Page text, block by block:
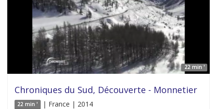
22 min '
Chroniques du Sud, Découverte - Monnetier
22 min ' | France | 2014